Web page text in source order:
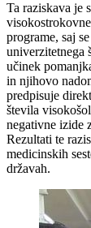
Ta raziskava je
programe, saj
univerzitetnega
učinek
in njihovo
predpisuje
števila
negativne izide
Rezultati te
medicinskih
državah.